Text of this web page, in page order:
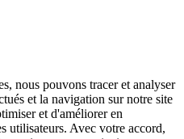
nous pouvons tracer et analyser
et la navigation sur notre site
et d'améliorer en
utilisateurs. Avec votre accord,